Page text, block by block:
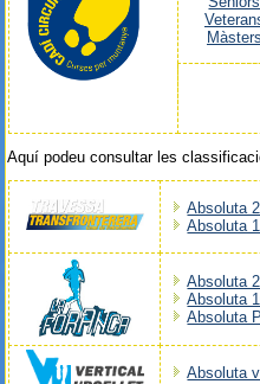
Màsters
Aquí podeu consultar les
Absoluta
Absoluta
Absoluta
Absoluta
Absoluta
Absoluta